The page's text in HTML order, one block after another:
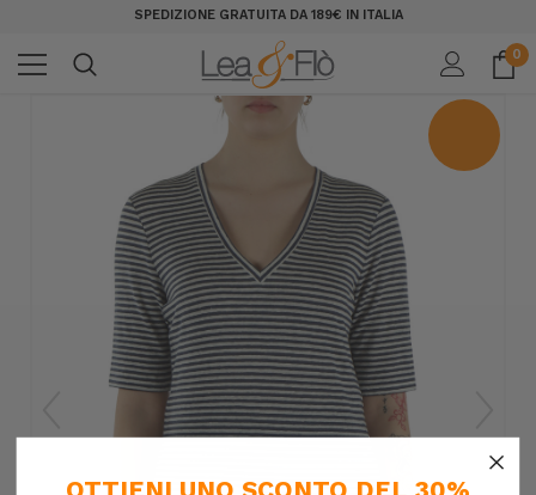
SPEDIZIONE GRATUITA DA 189€ IN ITALIA
0
×